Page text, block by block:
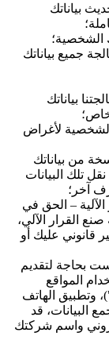
بياناتك
جميع بياناتك
بياناتك
لأغراض
من بياناتك
تلك البيانات
آخر؛
– الحق في
القرار الآلي،
قانوني عليك أو
بحاجة لتقديم
المواقع
وتطبيق الهاتف
البيانات، قد
واسم شركتك